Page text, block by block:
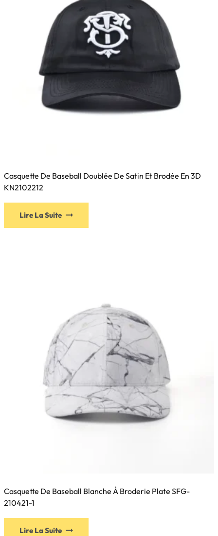
Casquette De Baseball Doublée De Satin Et Brodée En 3D
KN2102212
Lire La Suite
être
choisies
la
page
produit
Casquette De Baseball Blanche À Broderie Plate SFG-
210421-1
Lire La Suite